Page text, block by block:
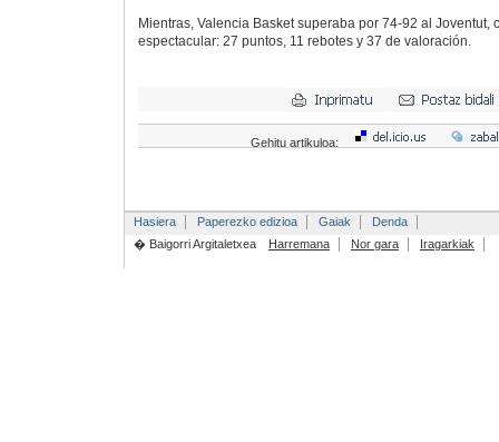
Mientras, Valencia Basket superaba por 74-92 al Joventut,
espectacular: 27 puntos, 11 rebotes y 37 de valoración.
Gehitu artikuloa:
Hasiera Paperezko edizioa Gaiak
Denda
� Baigorri Argitaletxea
Harremana Nor gara Iragarkiak